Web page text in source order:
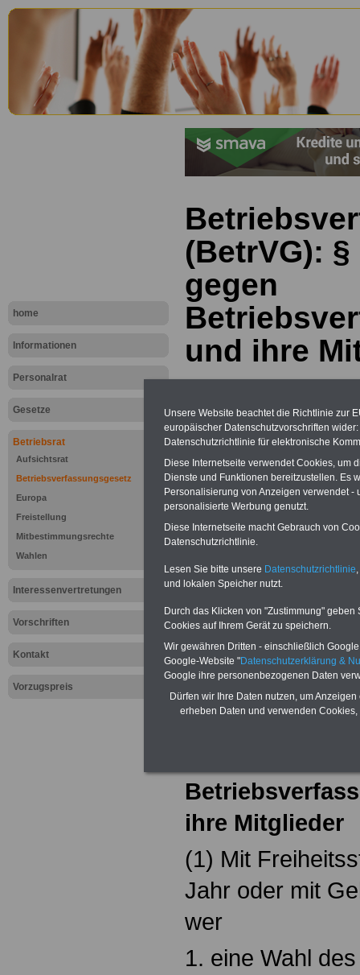
home
Informationen
Personalrat
Gesetze
Betriebsrat
Aufsichtsrat
Betriebsverfassungsgesetz
Europa
Freistellung
Mitbestimmungsrechte
Wahlen
Interessenvertretungen
Vorschriften
Kontakt
Vorzugspreis
(BetrVG):
gegen
und ihre
Zur Übersicht
(Betr)VG
ihre Mitglieder
(1) Mit
Jahr oder mit
wer
1. eine Wahl
Unsere Website beachtet die Richtlinie zur
europäischer Datenschutzvorschriften
Datenschutzrichtlinie für elektronische
Diese Internetseite verwendet Cookies, um
Dienste und Funktionen bereitzustellen. Es
Personalisierung von Anzeigen verwendet
personalisierte Werbung genutzt.
Diese Internetseite macht Gebrauch von
Datenschutzrichtlinie.
Lesen Sie bitte unsere Datenschutzrichtlinie
und lokalen Speicher nutzt.
Durch das Klicken von "Zustimmung"
Cookies auf Ihrem Gerät zu speichern.
Wir gewähren Dritten - einschließlich
Google-Website "Datenschutzerklärung &
Google ihre personenbezogenen Daten
Dürfen wir Ihre Daten nutzen, um
erheben Daten und verwenden